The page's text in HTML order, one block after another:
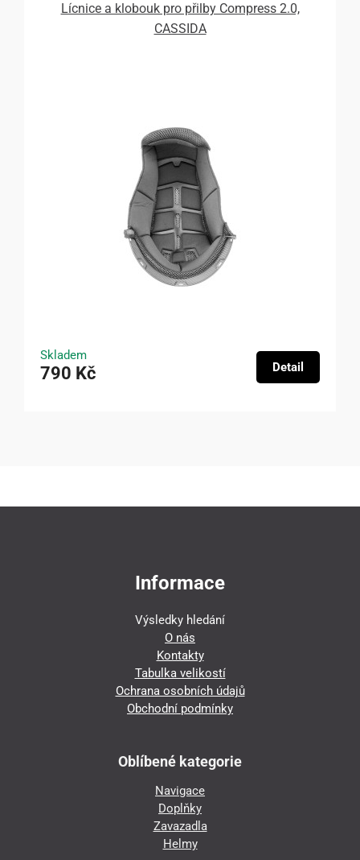
Lícnice a klobouk pro přilby Compress 2.0,
CASSIDA
Skladem
790 Kč Detail
Informace
Výsledky hledání
O nás
Kontakty
Tabulka velikostí
Ochrana osobních údajů
Obchodní podmínky
Oblíbené kategorie
Navigace
Doplňky
Zavazadla
Helmy